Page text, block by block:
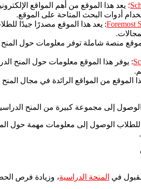
؛ يعد هذا الموقع من أهم المواقع
أدوات البحث المتاحة على الموقع.
Foremost: يعد هذا الموقع مصدرًا جيدًا
منصة شاملة توفر معلومات حول المنح
: يوفر هذا الموقع معلومات حول المنح
الموقع من المواقع الرائدة في مجال
إلى مجموعة كبيرة من المنح
للطلاب الوصول إلى معلومات مهمة حول
في المنحة الدراسية، وزيادة فرص